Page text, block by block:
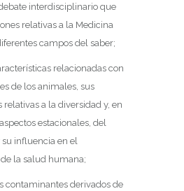
interdisciplinario que
relativas a la Medicina
campos del saber;
relacionadas con
de los animales, sus
a la diversidad y, en
estacionales, del
su influencia en el
la salud humana;
contaminantes derivados de